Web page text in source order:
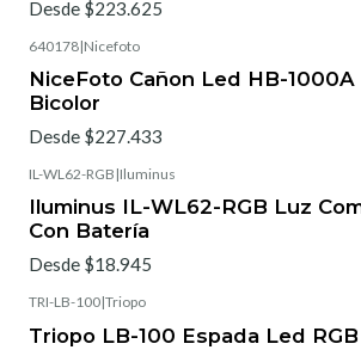
Desde $223.625
640178|Nicefoto
NiceFoto Cañon Led HB-1000A
Bicolor
Desde $227.433
IL-WL62-RGB |Iluminus
Iluminus IL-WL62-RGB Luz
Con Batería
Desde $18.945
TRI-LB-100|Triopo
Triopo LB-100 Espada Led